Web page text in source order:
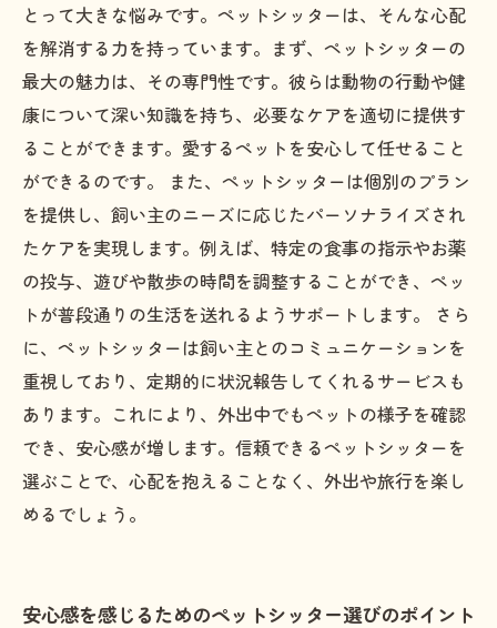
とって大きな悩みです。ペットシッターは、そんな心配
を解消する力を持っています。まず、ペットシッターの
最大の魅力は、その専門性です。彼らは動物の行動や健
康について深い知識を持ち、必要なケアを適切に提供す
ることができます。愛するペットを安心して任せること
ができるのです。 また、ペットシッターは個別のプラン
を提供し、飼い主のニーズに応じたパーソナライズされ
たケアを実現します。例えば、特定の食事の指示やお薬
の投与、遊びや散歩の時間を調整することができ、ペッ
トが普段通りの生活を送れるようサポートします。 さら
に、ペットシッターは飼い主とのコミュニケーションを
重視しており、定期的に状況報告してくれるサービスも
あります。これにより、外出中でもペットの様子を確認
でき、安心感が増します。信頼できるペットシッターを
選ぶことで、心配を抱えることなく、外出や旅行を楽し
めるでしょう。
安心感を感じるためのペットシッター選びのポイント